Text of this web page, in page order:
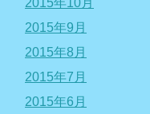
2015年9月
2015年8月
2015年7月
2015年6月